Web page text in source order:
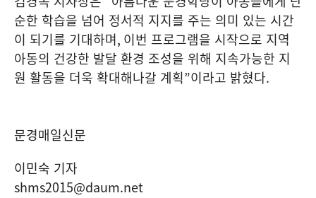
순한 학습을 넘어 정서적 지지를 주는 의미 있는 시간
이 되기를 기대하며, 이번 프로그램을 시작으로 지역
아동의 건강한 발달 환경 조성을 위해 지속가능한 지
원 활동을 더욱 확대해나갈 계획”이라고 밝혔다.
문경매일신문
이민숙 기자
shms2015@daum.net